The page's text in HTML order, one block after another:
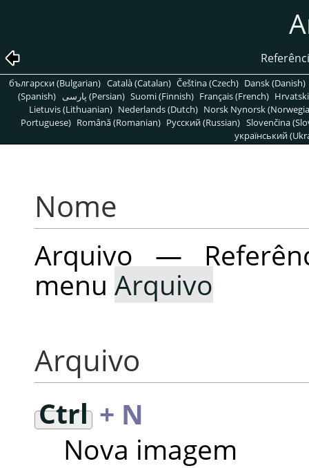
български (Bulgarian) Català (Catalan) Čeština (Czech) Dansk (Danish)
(Spanish)
پارسی (Persian) Suomi (Finnish) Français (French)
Lietuvis (Lithuanian) Nederlands (Dutch) Norsk Nynorsk
Portuguese) Română (Romanian) Pусский (Russian) Slovenčina
український
Nome
Arquivo —
menu Arquivo
Arquivo
Ctrl+ N
Nova imagem